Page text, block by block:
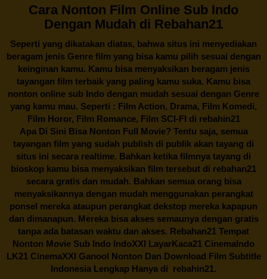
Cara Nonton Film Online Sub Indo
Dengan Mudah di Rebahan21
Seperti yang dikatakan diatas, bahwa situs ini menyediakan
beragam jenis Genre film yang bisa kamu pilih sesuai dengan
keinginan kamu. Kamu bisa menyaksikan beragam jenis
tayangan film terbaik yang paling kamu suka. Kamu bisa
nonton online sub Indo dengan mudah sesuai dengan Genre
yang kamu mau. Seperti : Film Action, Drama, Film Komedi,
Film Horor, Film Romance, Film SCI-FI di rebahin21
Apa Di Sini Bisa Nonton Full Movie? Tentu saja, semua
tayangan film yang sudah publish di publik akan tayang di
situs ini secara realtime. Bahkan ketika filmnya tayang di
bioskop kamu bisa menyaksikan film tersebut di rebahan21
secara gratis dan mudah. Bahkan semua orang bisa
menyaksikannya dengan mudah menggunakan perangkat
ponsel mereka ataupun perangkat dekstop mereka kapapun
dan dimanapun. Mereka bisa akses semaunya dengan gratis
tanpa ada batasan waktu dan akses. Rebahan21 Tempat
Nonton Movie Sub Indo IndoXXI LayarKaca21 CinemaIndo
LK21 CinemaXXI Ganool Nonton Dan Download Film Subtitle
Indonesia Lengkap Hanya di rebahin21.